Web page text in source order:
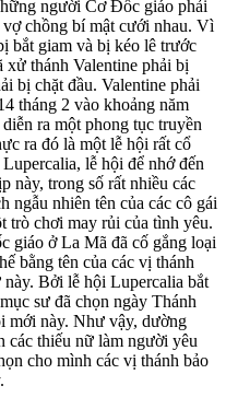
người Cơ Ðốc giáo phải
chồng bí mật cưới nhau. Vì
bắt giam và bị kéo lê trước
xử thánh Valentine phải bị
bị chặt đầu. Valentine phải
tháng 2 vào khoảng năm
ra một phong tục truyền
ra đó là một lễ hội rất cổ
lễ hội để nhớ đến
này, trong số rất nhiều các
ngẫu nhiên tên của các cô gái
trò chơi may rủi của tình yêu.
giáo ở La Mã đã cố gắng loại
bằng tên của các vị thánh
Bởi lễ hội Lupercalia bắt
sư đã chọn ngày Thánh
mới này. Như vậy, dường
các thiếu nữ làm người yêu
cho mình các vị thánh bảo